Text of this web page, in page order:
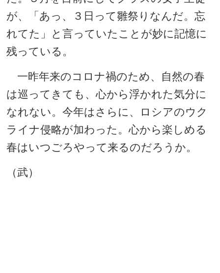
が、「あっ、３日って雛祭りなんだ。忘
れてた」と言っていたことが妙に記憶に
残っている。
一昨年来のコロナ禍のため、自然の春
は巡ってきても、心から浮かれた気分に
なれない。今年はさらに、ロシアのウク
ライナ侵略が加わった。心から楽しめる
春はいつごろやって来るのだろうか。
（武）